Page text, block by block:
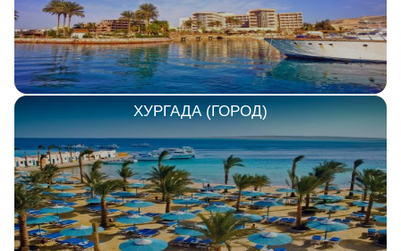
ХУРГАДА (ГОРОД)